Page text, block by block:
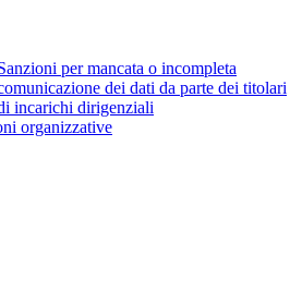
per mancata o incompleta
dei dati da parte dei titolari
incarichi dirigenziali
organizzative